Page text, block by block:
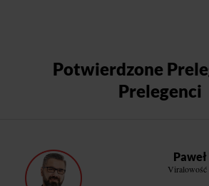
Potwierdzone
Prelegenci
Viralowość